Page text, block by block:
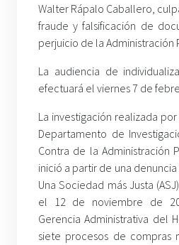
Walter Rápalo Caballero,
fraude y falsificación de
perjuicio de la Administración
La audiencia de
efectuará el viernes 7 de
La investigación realizada
Departamento de
Contra de la Administración
inició a partir de una
Una Sociedad más Justa
el 12 de noviembre de
Gerencia Administrativa del
siete procesos de compras